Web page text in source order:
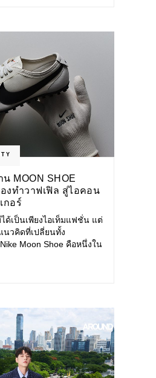
MOON SHOE
องทำวาฟเฟิล สู่ไอคอน
กอร์
ด้เป็นเพียงไอเท็มแฟชั่น แต่
นวคิดที่เปลี่ยนทั้ง
Moon Shoe คือหนึ่งใน
ลับมาอีกครั้ง พร้อมพาเรื่อง